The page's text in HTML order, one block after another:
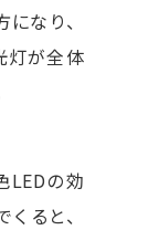
なり、
灯が全体
LEDの効
ると、